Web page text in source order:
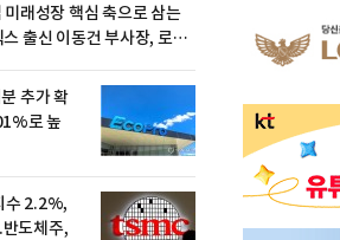
래성장 핵심 축으로 삼는
출신 이동건 부사장, 로보
추가 확
로 높
수 2.2%,
도체주,